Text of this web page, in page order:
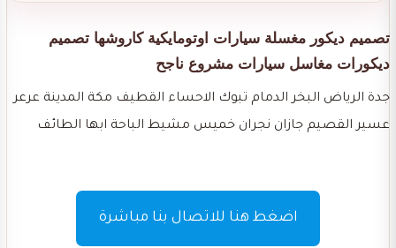
تصميم ديكور مغسلة سيارات اوتومايكية كاروشها تصميم
ديكورات مغاسل سيارات مشروع ناجح
جدة الرياض البخر الدمام تبوك الاحساء القطيف مكة المدينة عرعر
عسير القصيم جازان نجران خميس مشيط الباحة ابها الطائف
اضغط هنا للاتصال بنا مباشرة